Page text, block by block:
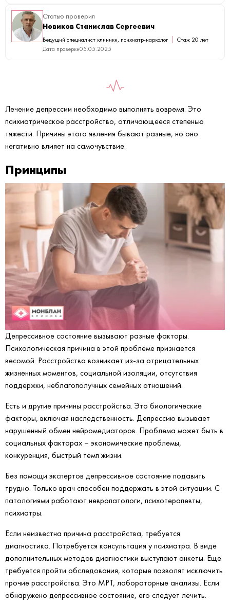
Статью проверил
Новиков Станислав Сергеевич
Ведущий специалист клиники, психиатр-нарколог
Стаж 20 лет
Дата проверки05.05.2025
Лечение депрессии необходимо выполнять вовремя. Это
психиатрическое расстройство, отличающееся степенью
тяжести. Причины этого явления бывают разные, но оно
негативно влияет на самочувствие.
Принципы
Депрессивное состояние вызывают разные факторы.
Психологическая причина в этой проблеме признается
весомой. Расстройство возникает из-за отрицательных
жизненных моментов, социальной изоляции, отсутствия
поддержки, неблагополучных семейных отношений.
Есть и другие причины расстройства. Это биологические
факторы, включая наследственность. Депрессию вызывает
нарушенный обмен нейромедиаторов. Проблема может быть в
социальных факторах – экономические проблемы,
конкуренция, быстрый темп жизни.
Без помощи экспертов депрессивное состояние подавить
трудно. Только врач способен поддержать в этой ситуации. С
патологиями работают невропатологи, психотерапевты,
психиатры.
Если неизвестна причина расстройства, требуется
диагностика. Потребуется консультация у психиатра. В виде
дополнительных методов диагностики выступают анкеты. Еще
требуется пройти обследования, которые позволят исключить
прочие расстройства. Это МРТ, лабораторные анализы. Если
обнаружено депрессивное состояние, его следует лечить.